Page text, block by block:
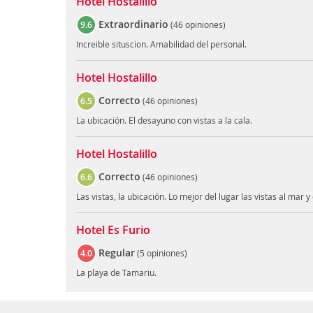
9.6 Extraordinario (46 opiniones)
Increible situscion. Amabilidad del personal.
Hotel Hostalillo
6.5 Correcto (46 opiniones)
La ubicación. El desayuno con vistas a la cala.
Hotel Hostalillo
6.6 Correcto (46 opiniones)
Las vistas, la ubicación. Lo mejor del lugar las vistas al mar
Hotel Es Furio
4.0 Regular(5 opiniones)
La playa de Tamariu.